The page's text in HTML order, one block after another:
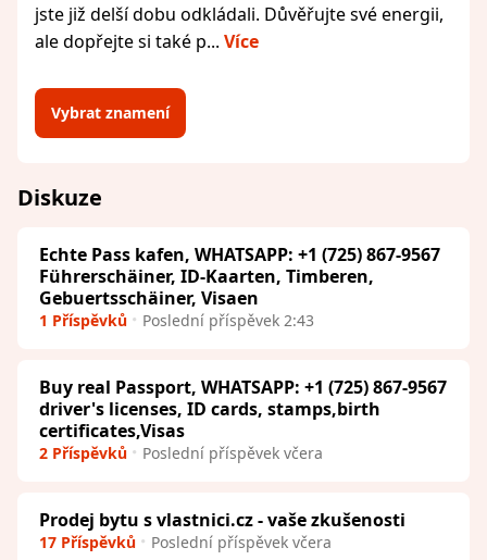
jste již delší dobu odkládali. Důvěřujte své energii,
ale dopřejte si také p... Více
Vybrat znamení
Diskuze
Echte Pass kafen, WHATSAPP: +1 (725) 867-9567
Führerschäiner, ID-Kaarten, Timberen,
Gebuertsschäiner, Visaen
1 Příspěvků Poslední příspěvek 2:43
Buy real Passport, WHATSAPP: +1 (725) 867-9567
driver's licenses, ID cards, stamps,birth
certificates,Visas
2 Příspěvků Poslední příspěvek včera
Prodej bytu s vlastnici.cz - vaše zkušenosti
17 Příspěvků Poslední příspěvek včera